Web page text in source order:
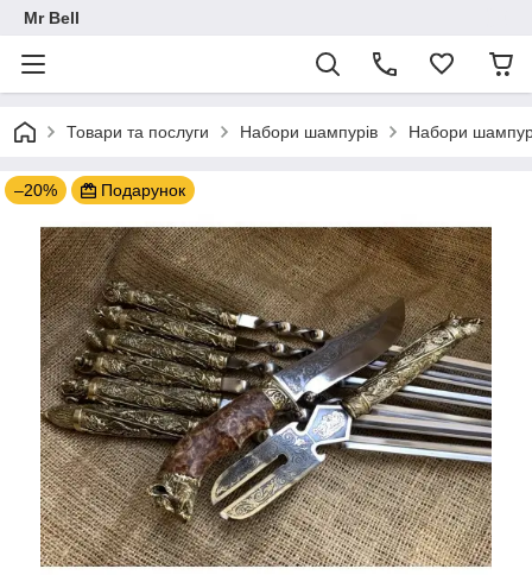
Mr Bell
Товари та послуги Набори шампурів Набори
–20% Подарунок